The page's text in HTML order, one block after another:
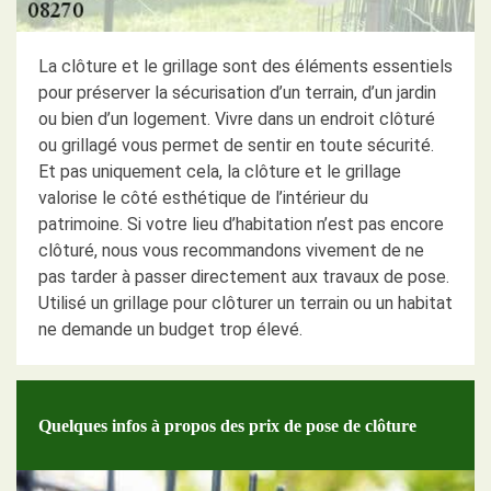
La clôture et le grillage sont des éléments essentiels
pour préserver la sécurisation d’un terrain, d’un jardin
ou bien d’un logement. Vivre dans un endroit clôturé
ou grillagé vous permet de sentir en toute sécurité.
Et pas uniquement cela, la clôture et le grillage
valorise le côté esthétique de l’intérieur du
patrimoine. Si votre lieu d’habitation n’est pas encore
clôturé, nous vous recommandons vivement de ne
pas tarder à passer directement aux travaux de pose.
Utilisé un grillage pour clôturer un terrain ou un habitat
ne demande un budget trop élevé.
Quelques infos à propos des prix de pose de clôture